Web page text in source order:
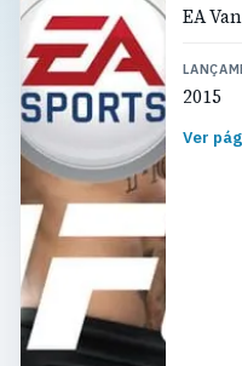
EA
2015
Ver